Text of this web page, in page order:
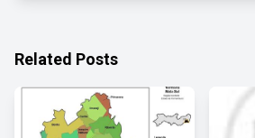
Related Posts